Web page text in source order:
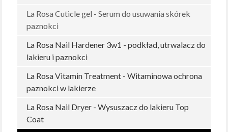
La Rosa Cuticle gel - Serum do usuwania skórek
paznokci
La Rosa Nail Hardener 3w1 - podkład, utrwalacz do
lakieru i paznokci
La Rosa Vitamin Treatment - Witaminowa ochrona
paznokci w lakierze
La Rosa Nail Dryer - Wysuszacz do lakieru Top
Coat